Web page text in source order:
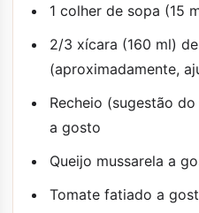
1 colher de sopa (15
2/3 xícara (160 ml)
(aproximadamente,
Recheio (sugestão
a gosto
Queijo mussarela a
Tomate fatiado a